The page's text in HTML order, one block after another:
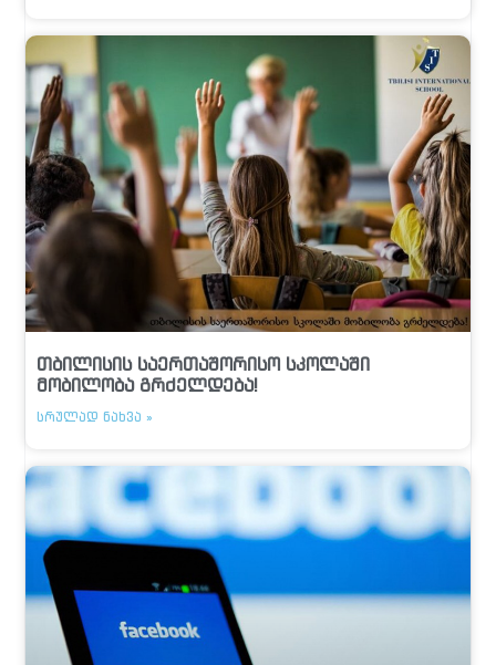
თბილისის საერთაშორისო სკოლაში
მობილობა გრძელდება!
ᲡᲠᲣᲚᲐᲓ ᲜᲐᲮᲕᲐ »